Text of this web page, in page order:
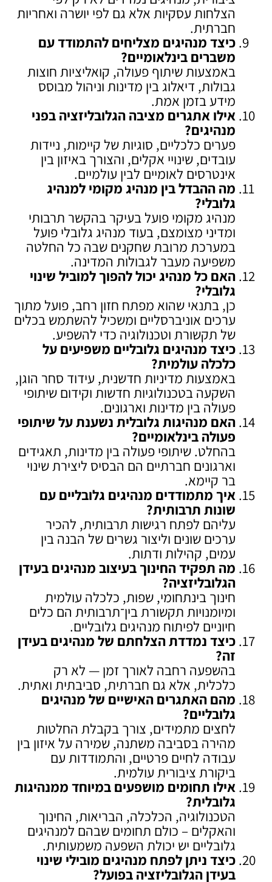
הצלחות עסקיות אלא גם לפי יושרה ואחריות
חברתית.
כיצד מנהיגים מצליחים להתמודד עם
משברים בינלאומיים?
באמצעות שיתוף פעולה, קואליציות חוצות
גבולות, דיאלוג בין מדינות וניהול מבוסס
מידע בזמן אמת.
אילו אתגרים מציבה הגלובליזציה בפני
מנהיגים?
פערים כלכליים, סוגיות של קיימות, ניידות
עובדים, שינויי אקלים, והצורך באיזון בין
אינטרסים לאומיים לבין עולמיים.
מה ההבדל בין מנהיג מקומי למנהיג
גלובלי?
מנהיג מקומי פועל בעיקר בהקשר תרבותי
ומדיני מצומצם, בעוד מנהיג גלובלי פועל
במערכת מרובת שחקנים שבה כל החלטה
משפיעה מעבר לגבולות המדינה.
האם כל מנהיג יכול להפוך למוביל שינוי
גלובלי?
כן, בתנאי שהוא מפתח חזון רחב, פועל מתוך
ערכים אוניברסליים ומשכיל להשתמש בכלים
של תקשורת וטכנולוגיה כדי להשפיע.
כיצד מנהיגים גלובליים משפיעים על
כלכלה עולמית?
באמצעות מדיניות חדשנית, עידוד סחר הוגן,
השקעה בטכנולוגיות חדשות וקידום שיתופי
פעולה בין מדינות וארגונים.
האם מנהיגות גלובלית נשענת על שיתופי
פעולה בינלאומיים?
בהחלט. שיתופי פעולה בין מדינות, תאגידים
וארגונים חברתיים הם הבסיס ליצירת שינוי
בר קיימא.
איך מתמודדים מנהיגים גלובליים עם
שונות תרבותית?
עליהם לפתח רגישות תרבותית, להכיר
ערכים שונים וליצור גשרים של הבנה בין
עמים, קהילות ודתות.
מה תפקיד החינוך בעיצוב מנהיגים בעידן
הגלובליזציה?
חינוך בינתחומי, שפות, כלכלה עולמית
ומיומנויות תקשורת בין־תרבותית הם כלים
חיוניים לפיתוח מנהיגים גלובליים.
כיצד נמדדת הצלחתם של מנהיגים בעידן
זה?
בהשפעה רחבה לאורך זמן — לא רק
כלכלית, אלא גם חברתית, סביבתית ואתית.
מהם האתגרים האישיים של מנהיגים
גלובליים?
לחצים מתמידים, צורך בקבלת החלטות
מהירה בסביבה משתנה, שמירה על איזון בין
עבודה לחיים פרטיים, והתמודדות עם
ביקורת ציבורית עולמית.
אילו תחומים מושפעים במיוחד ממנהיגות
גלובלית?
הטכנולוגיה, הכלכלה, הבריאות, החינוך
והאקלים – כולם תחומים שבהם למנהיגים
גלובליים יש יכולת השפעה משמעותית.
כיצד ניתן לפתח מנהיגים מובילי שינוי
בעידן הגלובליזציה בפועל?